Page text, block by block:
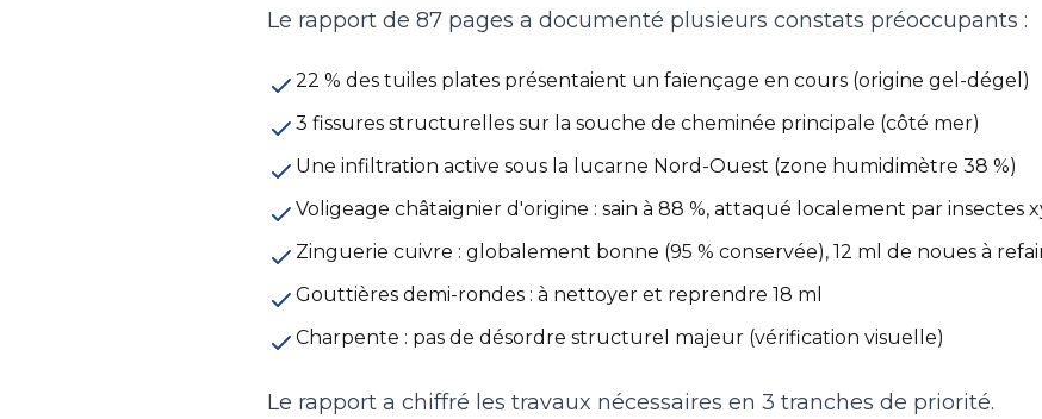
Le rapport de 87 pages a documenté plusieurs constats préoccupants :
22 % des tuiles plates présentaient un faïençage en cours (origine gel-dégel)
3 fissures structurelles sur la souche de cheminée principale (côté mer)
Une infiltration active sous la lucarne Nord-Ouest (zone humidimètre 38 %)
Voligeage châtaignier d'origine : sain à 88 %, attaqué localement par insectes
Zinguerie cuivre : globalement bonne (95 % conservée), 12 ml de noues à
Gouttières demi-rondes : à nettoyer et reprendre 18 ml
Charpente : pas de désordre structurel majeur (vérification visuelle)
Le rapport a chiffré les travaux nécessaires en 3 tranches de priorité.